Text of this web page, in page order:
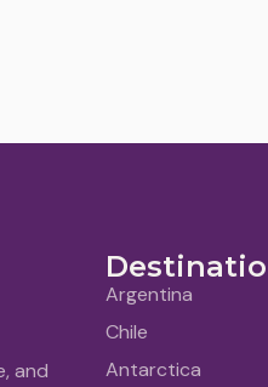
and
Argentina
Chile
Antarctica